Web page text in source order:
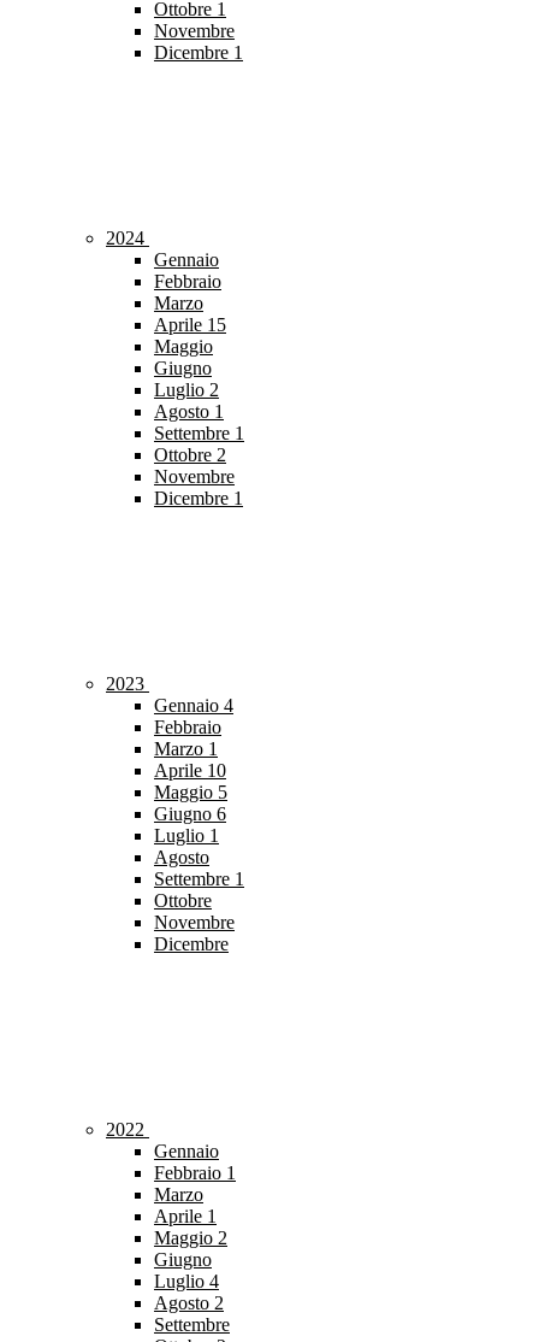
Ottobre 1
Novembre
Dicembre 1
2024
Gennaio
Febbraio
Marzo
Aprile 15
Maggio
Giugno
Luglio 2
Agosto 1
Settembre 1
Ottobre 2
Novembre
Dicembre 1
2023
Gennaio 4
Febbraio
Marzo 1
Aprile 10
Maggio 5
Giugno 6
Luglio 1
Agosto
Settembre 1
Ottobre
Novembre
Dicembre
2022
Gennaio
Febbraio 1
Marzo
Aprile 1
Maggio 2
Giugno
Luglio 4
Agosto 2
Settembre